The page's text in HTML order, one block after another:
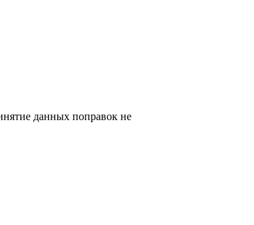
данных поправок не